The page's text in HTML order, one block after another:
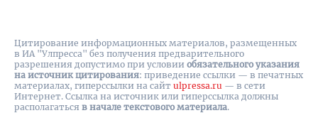
Цитирование информационных материалов, размещенных
в ИА "Улпресса" без получения предварительного
разрешения допустимо при условии обязательного указания
на источник цитирования: приведение ссылки — в печатных
материалах, гиперссылки на cайт ulpressa.ru — в сети
Интернет. Ссылка на источник или гиперссылка должны
располагаться в начале текстового материала.